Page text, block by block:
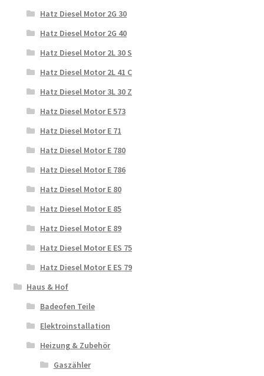
Hatz Diesel Motor 2G 30
Hatz Diesel Motor 2G 40
Hatz Diesel Motor 2L 30 S
Hatz Diesel Motor 2L 41 C
Hatz Diesel Motor 3L 30 Z
Hatz Diesel Motor E 573
Hatz Diesel Motor E 71
Hatz Diesel Motor E 780
Hatz Diesel Motor E 786
Hatz Diesel Motor E 80
Hatz Diesel Motor E 85
Hatz Diesel Motor E 89
Hatz Diesel Motor E ES 75
Hatz Diesel Motor E ES 79
Haus & Hof
Badeofen Teile
Elektroinstallation
Heizung & Zubehör
Gaszähler